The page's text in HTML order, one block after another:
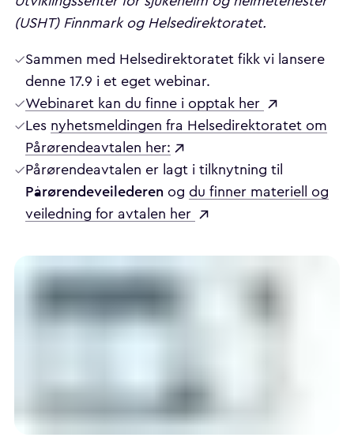
(USHT) Finnmark og Helsedirektoratet.
Sammen med Helsedirektoratet fikk vi lansere
denne 17.9 i et eget webinar.
Webinaret kan du finne i opptak her
Les nyhetsmeldingen fra Helsedirektoratet om
Pårørendeavtalen her:
Pårørendeavtalen er lagt i tilknytning til
Pårørendeveilederen og du finner materiell og
veiledning for avtalen her